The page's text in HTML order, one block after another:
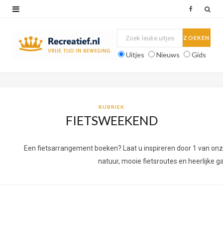
Uitjes Nieuws Gids
RUBRIEK
FIETSWEEKEND
Een fietsarrangement boeken? Laat u inspireren door 1 van
natuur, mooie fietsroutes en heerlijke